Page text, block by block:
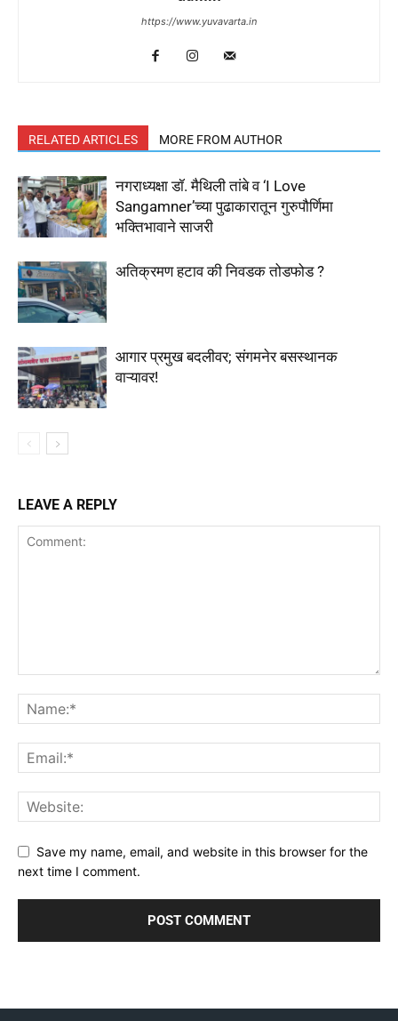
https://www.yuvavarta.in
RELATED ARTICLES MORE FROM AUTHOR
नगराध्यक्षा डॉ. मैथिली तांबे व ‘I Love
Sangamner’च्या पुढाकारातून गुरुपौर्णिमा
भक्तिभावाने साजरी
अतिक्रमण हटाव की निवडक तोडफोड ?
आगार प्रमुख बदलीवर; संगमनेर बसस्थानक
वाऱ्यावर!
LEAVE A REPLY
Save my name, email, and website in this browser for the
next time I comment.